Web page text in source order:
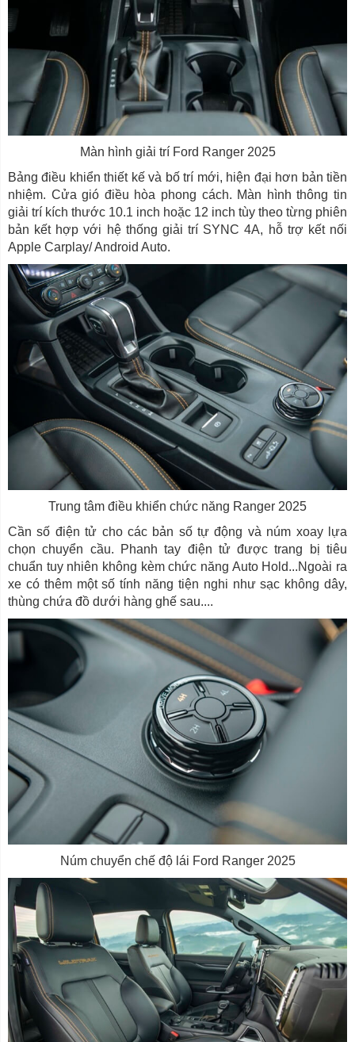
Màn hình giải trí Ford Ranger 2025
Bảng điều khiển thiết kế và bố trí mới, hiện đại hơn bản tiền
nhiệm. Cửa gió điều hòa phong cách. Màn hình thông tin
giải trí kích thước 10.1 inch hoặc 12 inch tùy theo từng phiên
bản kết hợp với hệ thống giải trí SYNC 4A, hỗ trợ kết nối
Apple Carplay/ Android Auto.
Trung tâm điều khiển chức năng Ranger 2025
Cần số điện tử cho các bản số tự động và núm xoay lựa
chọn chuyển cầu. Phanh tay điện tử được trang bị tiêu
chuẩn tuy nhiên không kèm chức năng Auto Hold...Ngoài ra
xe có thêm một số tính năng tiện nghi như sạc không dây,
thùng chứa đồ dưới hàng ghế sau....
Núm chuyển chế độ lái Ford Ranger 2025